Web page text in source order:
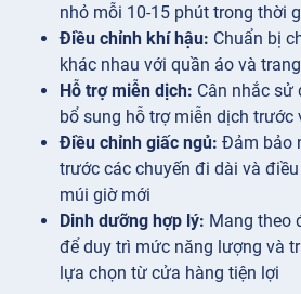
nhỏ mỗi 10-15 phút trong thời
Điều chỉnh khí hậu: Chuẩn bị
khác nhau với quần áo và
Hỗ trợ miễn dịch: Cân nhắc sử
bổ sung hỗ trợ miễn dịch trước
Điều chỉnh giấc ngủ: Đảm bảo
trước các chuyến đi dài và
múi giờ mới
Dinh dưỡng hợp lý: Mang theo
để duy trì mức năng lượng và
lựa chọn từ cửa hàng tiện lợi